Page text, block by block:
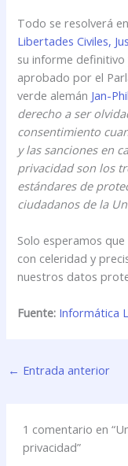
Todo se resolverá
Libertades Civiles,
su informe definitivo
aprobado por el
verde alemán Jan-
derecho a ser
consentimiento
y las sanciones en
privacidad son los
estándares de
ciudadanos de la
Solo esperamos
con celeridad y
nuestros datos
Fuente: Informática
← Entrada anterior
1 comentario en
privacidad”